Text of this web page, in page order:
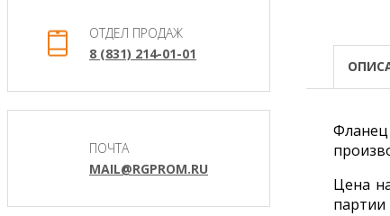
ОТДЕЛ ПРОДАЖ
8 (831) 214-01-01
ПОЧТА
MAIL@RGPROM.RU
Цена
партии